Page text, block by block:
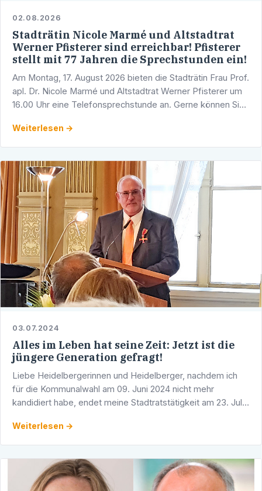
02.08.2026
Stadträtin Nicole Marmé und Altstadtrat
Werner Pfisterer sind erreichbar! Pfisterer
stellt mit 77 Jahren die Sprechstunden ein!
Am Montag, 17. August 2026 bieten die Stadträtin Frau Prof.
apl. Dr. Nicole Marmé und Altstadtrat Werner Pfisterer um
16.00 Uhr eine Telefonsprechstunde an. Gerne können Sie
Weiterlesen →
03.07.2024
Alles im Leben hat seine Zeit: Jetzt ist die
jüngere Generation gefragt!
Liebe Heidelbergerinnen und Heidelberger, nachdem ich
für die Kommunalwahl am 09. Juni 2024 nicht mehr
kandidiert habe, endet meine Stadtratstätigkeit am 23. Juli
Weiterlesen →